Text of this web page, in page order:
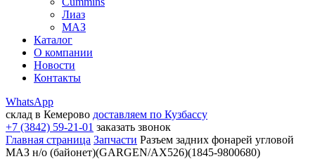
Лиаз
МАЗ
Каталог
О компании
Новости
Контакты
WhatsApp
склад в Кемерово доставляем по Кузбассу
+7 (3842) 59-21-01 заказать звонок
Главная страница Запчасти Разъем задних фонарей угловой
МАЗ н/о (байонет)(GARGEN/AX526)(1845-9800680)